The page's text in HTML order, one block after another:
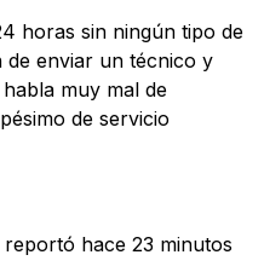
horas sin ningún tipo de
de enviar un técnico y
muy mal de
de servicio
reportó hace 23 minutos